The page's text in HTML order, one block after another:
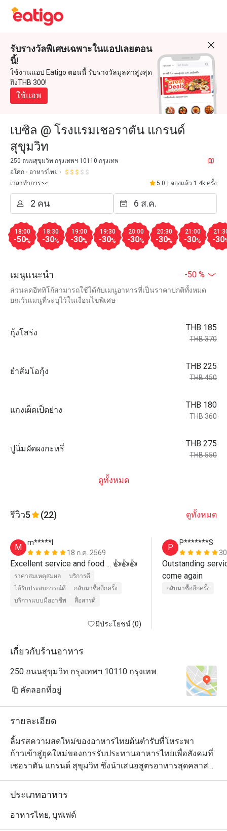
รับรางวัลพิเศษเฉพาะในแอปเลยตอน
นี้!
ใช้งานแอป Eatigo ตอนนี้ รับรางวัลมูลค่าสูงสุด
ถึงTHB 300!
ใช้แอพ
เบซิล @ โรงแรมเชอราตัน แกรนด์
สุขุมวิท
250 ถนนสุขุมวิท กรุงเทพฯ 10110 กรุงเทพ
อโศก
อาหารไทย
เวลาทำการ
5.0 จองแล้ว 1.4k ครั้ง
18:00
-50%
18:30
-30%
19:00
-30%
19:30
-30%
20:00
-30%
20:30
-30%
21:00
-30% -30
เมนูแนะนำ -50 %
ส่วนลดอีททิโก้สามารถใช้ได้กับเมนูอาหารที่เป็นราคาปกติทั้งหมด
ยกเว้นเมนูที่ระบุไว้ในเงื่อนไขพิเศษ
กุ้งโสร่ง
THB 185
THB 370
ยำส้มโอกุ้ง
THB 225
THB 450
แกงเผ็ดเป็ดย่าง
THB 180
THB 360
ปูนิ่มผัดผงกะหรี่
THB 275
THB 550
ดูทั้งหมด
รีวิว5 (22) ดูทั้งหมด
M
m*****l
18 ก.ค. 2569
Excellent service and food ... 👍👍👍
ราคาสมเหตุสมผล
บริการดี
ได้รับประสบการณ์ดี
กลับมาซื้ออีกครั้ง
บริการแบบมืออาชีพ
สื่อสารดี
มีประโยชน์ (0)
P
P*******S
Outstanding
come again
กลับมาซื้ออีกครั้ง
เกี่ยวกับร้านอาหาร
250 ถนนสุขุมวิท กรุงเทพฯ 10110 กรุงเทพ
คัดลอกที่อยู่
รายละเอียด
ลิ้มรสความสดใหม่ของอาหารไทยต้นตำรับที่โหระพา
ก้าวเข้าสู่ยุคใหม่ของการรับประทานอาหารไทยเพื่อสังคมที่
เชอราตัน แกรนด์ สุขุมวิท ซึ่งนำเสนอสูตรอาหารสุดคลาส
สิกใน
มีสไตล์ร่วมสมัยใจกลางกรุงเทพฯ
ในท้องถิ่นและยั่งยืน และนำเสนอใน
ประเภทอาหาร
อาหารไทย, บุฟเฟต์